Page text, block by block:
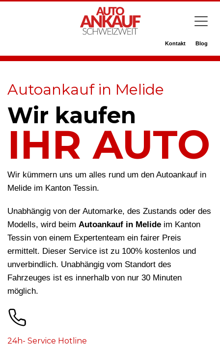
Kontakt Blog
Autoankauf in Melide
Wir kaufen
IHR AUTO
Wir kümmern uns um alles rund um den Autoankauf in
Melide im Kanton Tessin.
Unabhängig von der Automarke, des Zustands oder des
Modells, wird beim Autoankauf in Melide im Kanton
Tessin von einem Expertenteam ein fairer Preis
ermittelt. Dieser Service ist zu 100% kostenlos und
unverbindlich. Unabhängig vom Standort des
Fahrzeuges ist es innerhalb von nur 30 Minuten
möglich.
24h- Service Hotline